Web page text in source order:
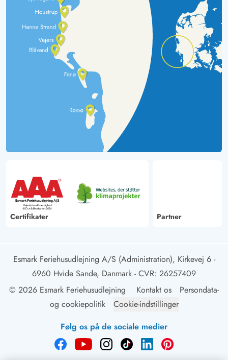
Certifikater Partner
Esmark Feriehusudlejning A/S (Administration), Kirkevej 6 -
6960 Hvide Sande, Danmark - CVR: 26257409
© 2026 Esmark Feriehusudlejning
Kontakt os
Persondata-
og cookiepolitik
Cookie-indstillinger
Følg os på de sociale medier